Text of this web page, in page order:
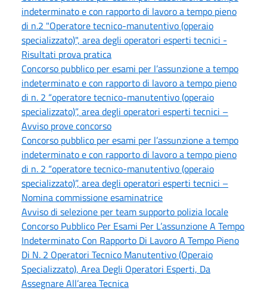
indeterminato e con rapporto di lavoro a tempo pieno
di n.2 "Operatore tecnico-manutentivo (operaio
specializzato)", area degli operatori esperti tecnici -
Risultati prova pratica
Concorso pubblico per esami per l’assunzione a tempo
indeterminato e con rapporto di lavoro a tempo pieno
di n. 2 “operatore tecnico-manutentivo (operaio
specializzato)”, area degli operatori esperti tecnici –
Avviso prove concorso
Concorso pubblico per esami per l’assunzione a tempo
indeterminato e con rapporto di lavoro a tempo pieno
di n. 2 “operatore tecnico-manutentivo (operaio
specializzato)”, area degli operatori esperti tecnici –
Nomina commissione esaminatrice
Avviso di selezione per team supporto polizia locale
Concorso Pubblico Per Esami Per L’assunzione A Tempo
Indeterminato Con Rapporto Di Lavoro A Tempo Pieno
Di N. 2 Operatori Tecnico Manutentivo (Operaio
Specializzato), Area Degli Operatori Esperti, Da
Assegnare All’area Tecnica